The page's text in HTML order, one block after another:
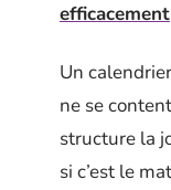
efficacement
Un
ne se
structure la
si c’est le